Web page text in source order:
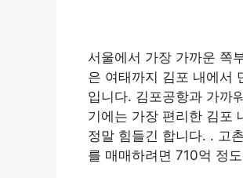
서울에서 가장 가까운 쪽
은 여태까지 김포 내에서
입니다. 김포공항과 가까
기에는 가장 편리한 김포
정말 힘들긴 합니다. . 고
를 매매하려면 710억 정